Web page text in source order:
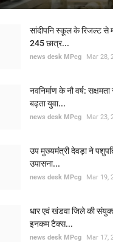
सांदीपनि स्कूल के रिजल्ट से
245 छात्र...
news desk MPcg Mar 28,
नवनिर्माण के नौ वर्ष:
बढ़ता युवा...
news desk MPcg Mar 23,
उप मुख्यमंत्री देवड़ा ने
उपासना...
news desk MPcg Mar 19,
धार एवं खंडवा जिले की
इनकम टैक्स...
news desk MPcg Mar 17,